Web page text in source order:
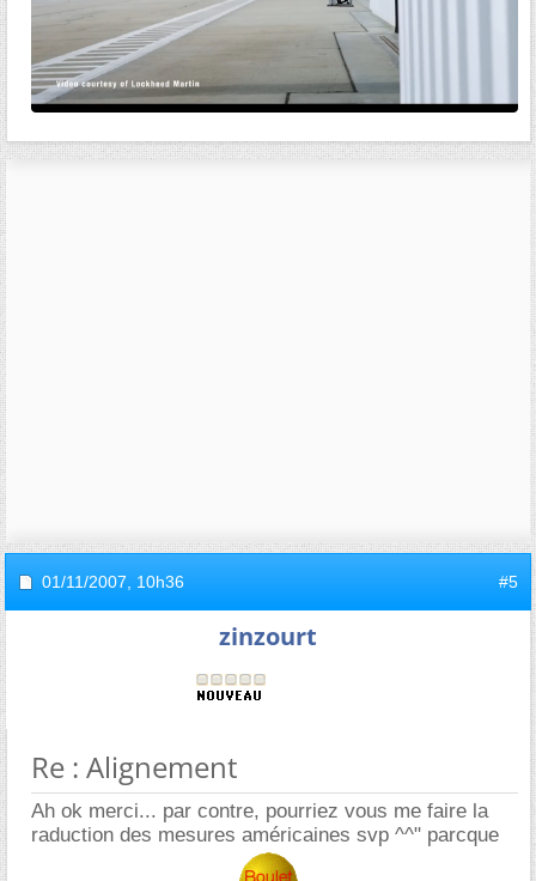
01/11/2007, 10h36 #5
zinzourt
Re : Alignement
Ah ok merci... par contre, pourriez vous me faire la
raduction des mesures américaines svp ^^" parcque